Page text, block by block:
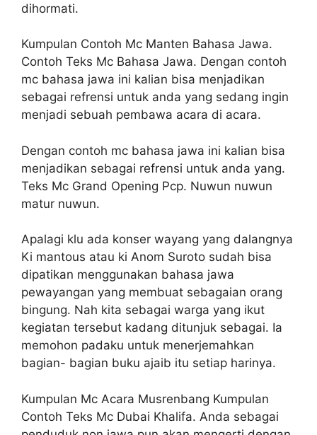
dihormati.
Kumpulan Contoh Mc Manten Bahasa Jawa.
Contoh Teks Mc Bahasa Jawa. Dengan contoh
mc bahasa jawa ini kalian bisa menjadikan
sebagai refrensi untuk anda yang sedang ingin
menjadi sebuah pembawa acara di acara.
Dengan contoh mc bahasa jawa ini kalian bisa
menjadikan sebagai refrensi untuk anda yang.
Teks Mc Grand Opening Pcp. Nuwun nuwun
matur nuwun.
Apalagi klu ada konser wayang yang dalangnya
Ki mantous atau ki Anom Suroto sudah bisa
dipatikan menggunakan bahasa jawa
pewayangan yang membuat sebagaian orang
bingung. Nah kita sebagai warga yang ikut
kegiatan tersebut kadang ditunjuk sebagai. Ia
memohon padaku untuk menerjemahkan
bagian- bagian buku ajaib itu setiap harinya.
Kumpulan Mc Acara Musrenbang Kumpulan
Contoh Teks Mc Dubai Khalifa. Anda sebagai